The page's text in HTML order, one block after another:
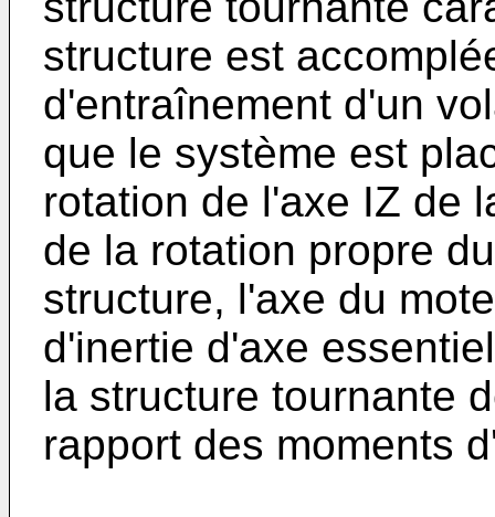
structure est
d'entraînement d'un
que le système est
rotation de l'axe IZ de
de la rotation propre
structure, l'axe du
d'inertie d'axe
la structure tournante
rapport des moments